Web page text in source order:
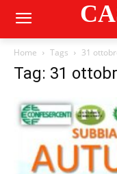
Home Tags 31
Tag: 31